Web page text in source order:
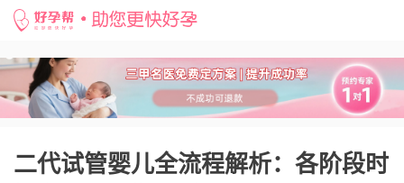
好孕帮 > 备孕知识 >
二代试管婴儿全流程解析：各阶段时间安排及周期时长一览
二代试管婴儿全流程解析：各阶段时